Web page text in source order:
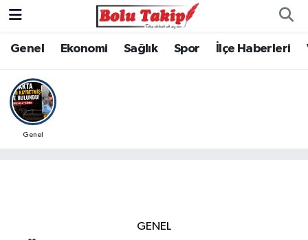
Genel Ekonomi Sağlık Spor İlçe Haberleri
Genel
GENEL